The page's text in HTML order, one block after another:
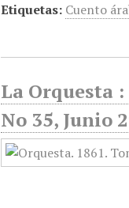
Etiquetas: Cuento
La Orquesta
No 35, Junio